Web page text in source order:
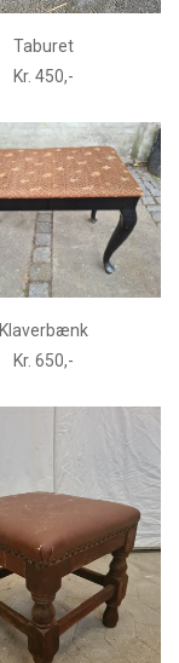
Taburet
Kr. 450,-
Klaverbænk
Kr. 650,-